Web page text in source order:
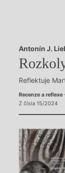
Rozhovory
Dokument
Výroční ceny
Antonín J.
Reflektuje
Recenze a reflexe
Z čísla 15/2024